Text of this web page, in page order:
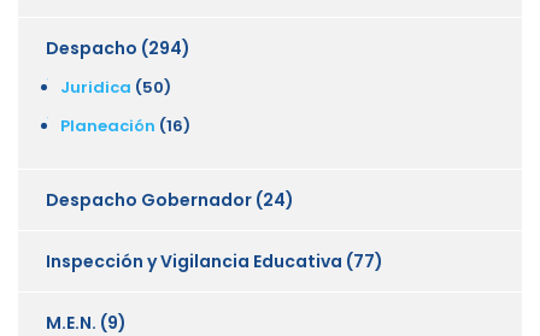
Despacho (294)
Juridica (50)
Planeación (16)
Despacho Gobernador (24)
Inspección y Vigilancia Educativa (77)
M.E.N. (9)